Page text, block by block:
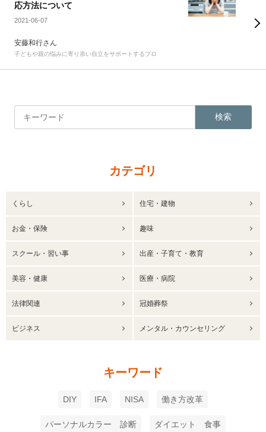
応方法について
2021-06-07
安藤和行さん
子どもや親の悩みに寄り添い自立をサポートするプロ
検索
カテゴリ
くらし 住宅・建物
お金・保険 趣味
スクール・習い事 出産・子育て・教育
美容・健康 医療・病院
法律関連 冠婚葬祭
ビジネス メンタル・カウンセリング
キーワード
DIY IFA NISA 働き方改革
パーソナルカラー 診断 ダイエット 食事